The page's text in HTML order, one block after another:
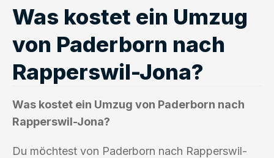
Was kostet ein Umzug
von Paderborn nach
Rapperswil-Jona?
Was kostet ein Umzug von Paderborn nach
Rapperswil-Jona?
Du möchtest von Paderborn nach Rapperswil-